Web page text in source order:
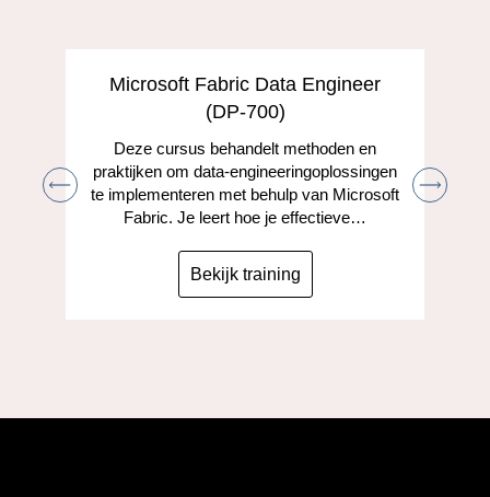
Microsoft Fabric Data Engineer
(DP-700)
Deze cursus behandelt methoden en
praktijken om data-engineeringoplossingen
te implementeren met behulp van Microsoft
Fabric. Je leert hoe je effectieve…
Bekijk training